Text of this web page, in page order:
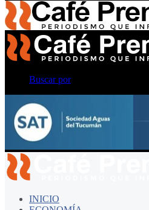
Buscar por
INICIO